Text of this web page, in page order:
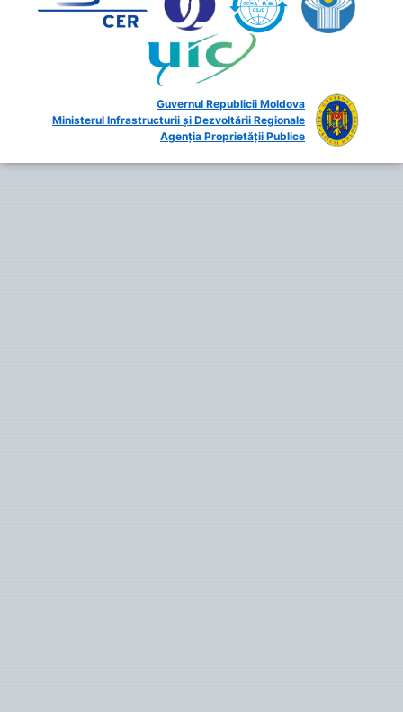
Guvernul Republicii Moldova
Ministerul Infrastructurii și Dezvoltării Regionale
Agenția Proprietății Publice